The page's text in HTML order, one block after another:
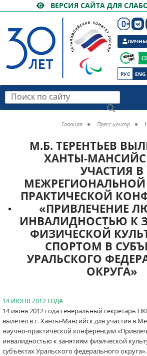
ВЕРСИЯ САЙТА ДЛЯ
РУС ENG
Поиск по сайту
Главная Пресс-центр
М.Б. ТЕРЕНТЬЕВ
ХАНТЫ-
УЧАСТИЯ В
ПРАКТИЧЕСКОЙ
«ПРИВЛЕЧЕНИЕ
ИНВАЛИДНОСТЬЮ К
ФИЗИЧЕСКОЙ
СПОРТОМ В
УРАЛЬСКОГО
ОКРУГА»
14 ИЮНЯ 2012 ГОДА
14 июня 2012 года генеральный секретарь
вылетел в г. Ханты-Мансийск для участия в
научно-практической конференции
инвалидностью к занятиям физической
субъектах Уральского федерального округа».